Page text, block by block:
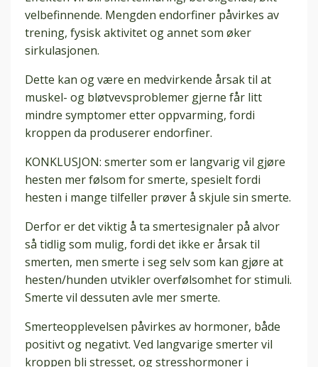
velbefinnende. Mengden endorfiner påvirkes av
trening, fysisk aktivitet og annet som øker
sirkulasjonen.
Dette kan og være en medvirkende årsak til at
muskel- og bløtvevsproblemer gjerne får litt
mindre symptomer etter oppvarming, fordi
kroppen da produserer endorfiner.
KONKLUSJON: smerter som er langvarig vil gjøre
hesten mer følsom for smerte, spesielt fordi
hesten i mange tilfeller prøver å skjule sin smerte.
Derfor er det viktig å ta smertesignaler på alvor
så tidlig som mulig, fordi det ikke er årsak til
smerten, men smerte i seg selv som kan gjøre at
hesten/hunden utvikler overfølsomhet for stimuli.
Smerte vil dessuten avle mer smerte.
Smerteopplevelsen påvirkes av hormoner, både
positivt og negativt. Ved langvarige smerter vil
kroppen bli stresset, og stresshormoner i